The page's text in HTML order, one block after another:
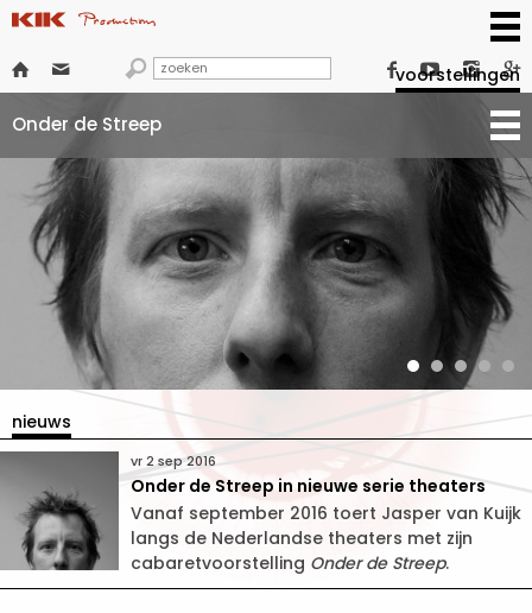
      
voorstellingen
Onder de Streep
nieuws
vr 2 sep 2016
Onder de Streep in nieuwe serie theaters
Vanaf september 2016 toert Jasper van Kuijk
langs de Nederlandse theaters met zijn
cabaretvoorstelling Onder de Streep.